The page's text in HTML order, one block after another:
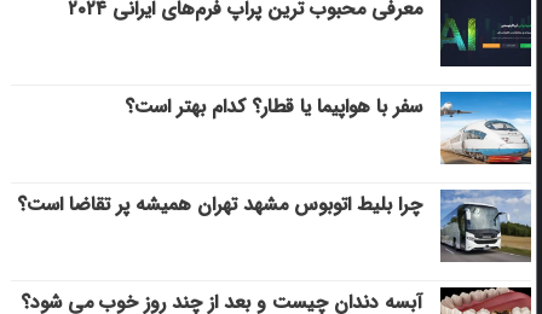
معرفی محبوب ترین پراپ فرم‌های ایرانی ۲۰۲۴
سفر با هواپیما یا قطار؟ کدام بهتر است؟
چرا بلیط اتوبوس مشهد تهران همیشه پر تقاضا است؟
آبسه دندان چیست و بعد از چند روز خوب می‌ شود؟